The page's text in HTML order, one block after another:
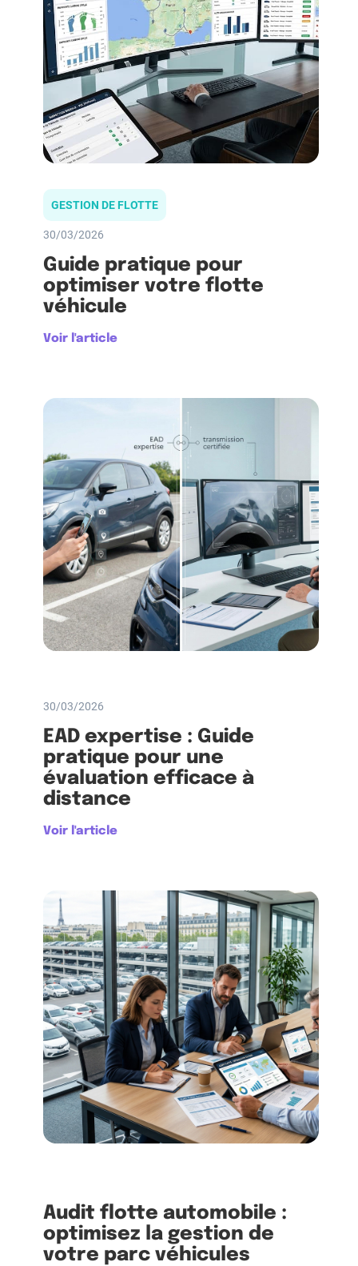
GESTION DE FLOTTE
30/03/2026
Guide pratique pour
optimiser votre flotte
véhicule
Voir l'article
30/03/2026
EAD expertise : Guide
pratique pour une
évaluation efficace à
distance
Voir l'article
Audit flotte automobile :
optimisez la gestion de
votre parc véhicules